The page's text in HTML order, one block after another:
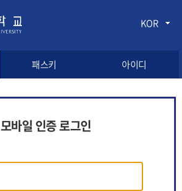
KOR
패스키 아이디
모바일 인증 로그인